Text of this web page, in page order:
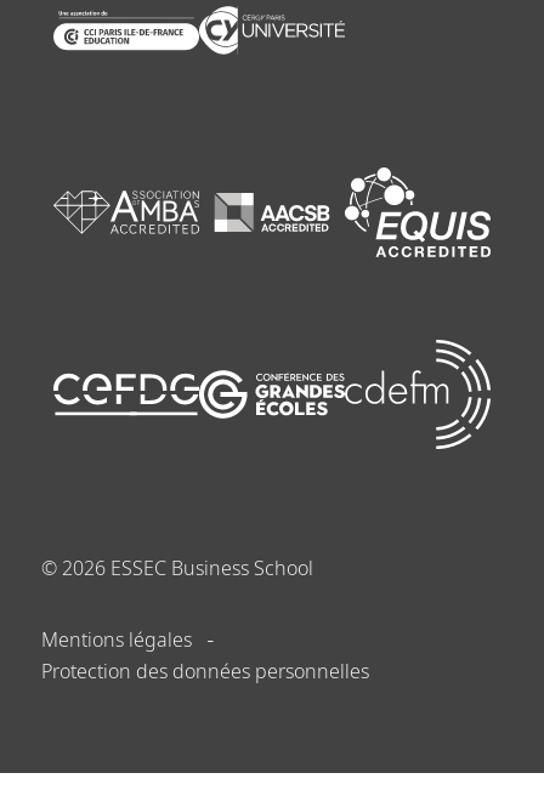
© 2026 ESSEC Business School
Mentions légales
Protection des données personnelles